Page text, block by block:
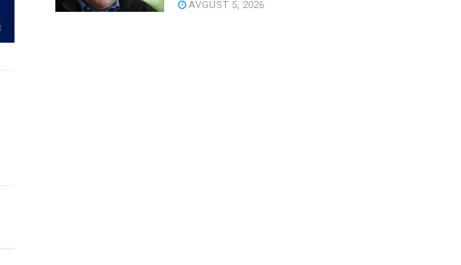
AVGUST 5, 2026